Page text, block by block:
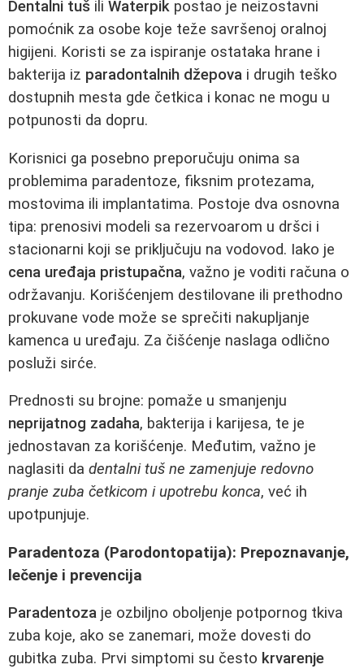
Dentalni tuš ili Waterpik postao je neizostavni
pomoćnik za osobe koje teže savršenoj oralnoj
higijeni. Koristi se za ispiranje ostataka hrane i
bakterija iz paradontalnih džepova i drugih teško
dostupnih mesta gde četkica i konac ne mogu u
potpunosti da dopru.
Korisnici ga posebno preporučuju onima sa
problemima paradentoze, fiksnim protezama,
mostovima ili implantatima. Postoje dva osnovna
tipa: prenosivi modeli sa rezervoarom u dršci i
stacionarni koji se priključuju na vodovod. Iako je
cena uređaja pristupačna, važno je voditi računa o
održavanju. Korišćenjem destilovane ili prethodno
prokuvane vode može se sprečiti nakupljanje
kamenca u uređaju. Za čišćenje naslaga odlično
posluži sirće.
Prednosti su brojne: pomaže u smanjenju
neprijatnog zadaha, bakterija i karijesa, te je
jednostavan za korišćenje. Međutim, važno je
naglasiti da dentalni tuš ne zamenjuje redovno
pranje zuba četkicom i upotrebu konca, već ih
upotpunjuje.
Paradentoza (Parodontopatija): Prepoznavanje,
lečenje i prevencija
Paradentoza je ozbiljno oboljenje potpornog tkiva
zuba koje, ako se zanemari, može dovesti do
gubitka zuba. Prvi simptomi su često krvarenje